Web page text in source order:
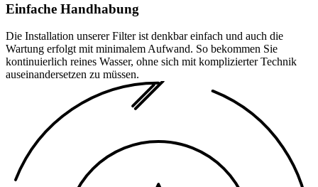
Einfache Handhabung
Die Installation unserer Filter ist denkbar einfach und auch die
Wartung erfolgt mit minimalem Aufwand. So bekommen Sie
kontinuierlich reines Wasser, ohne sich mit komplizierter Technik
auseinandersetzen zu müssen.